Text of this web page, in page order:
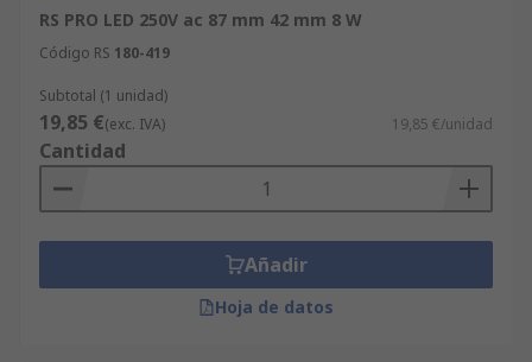
RS PRO LED 250V ac 87 mm 42 mm 8 W
Código RS 180-419
Subtotal (1 unidad)
19,85 €(exc. IVA) 19,85 €/unidad
Cantidad
Añadir
Hoja de datos